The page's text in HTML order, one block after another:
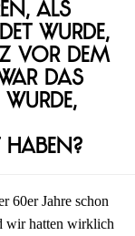
als
wurde,
vor dem
das
wurde,
60er Jahre schon
wir hatten wirklich